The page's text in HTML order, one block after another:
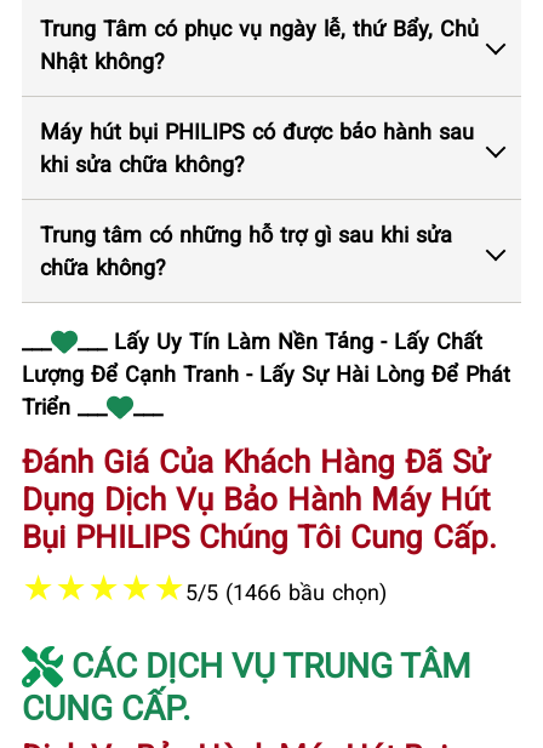
Trung Tâm có phục vụ ngày lễ, thứ Bẩy, Chủ
Nhật không?
Máy hút bụi PHILIPS có được bảo hành sau
khi sửa chữa không?
Trung tâm có những hỗ trợ gì sau khi sửa
chữa không?
___ Lấy Uy Tín Làm Nền Tảng - Lấy Chất
Lượng Để Cạnh Tranh - Lấy Sự Hài Lòng Để Phát
Triển ___
___
Đánh Giá Của Khách Hàng Đã Sử
Dụng Dịch Vụ Bảo Hành Máy Hút
Bụi PHILIPS Chúng Tôi Cung Cấp.
★★★★★5/5 (1466 bầu chọn)
CÁC DỊCH VỤ TRUNG TÂM
CUNG CẤP.